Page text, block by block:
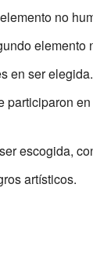
no
elemento
en ser elegida.
escogida,
artísticos.